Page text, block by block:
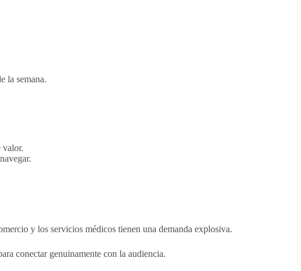
la semana.
valor.
y los servicios médicos tienen una demanda explosiva.
conectar genuinamente con la audiencia.